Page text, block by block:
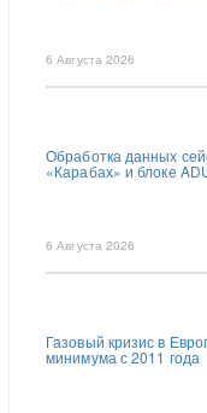
6 Августа 2026
Обработка данных
«Карабах» и блоке
6 Августа 2026
Газовый кризис в
минимума с 2011 года